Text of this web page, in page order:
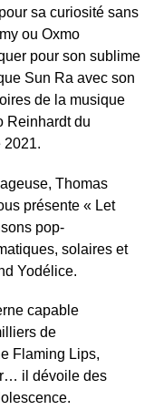
sa curiosité sans
ou Oxmo
pour son sublime
Sun Ra avec son
de la musique
Reinhardt du
2021.
Thomas
présente « Let
pop-
solaires et
Yodélice.
capable
de
Flaming Lips,
il dévoile des